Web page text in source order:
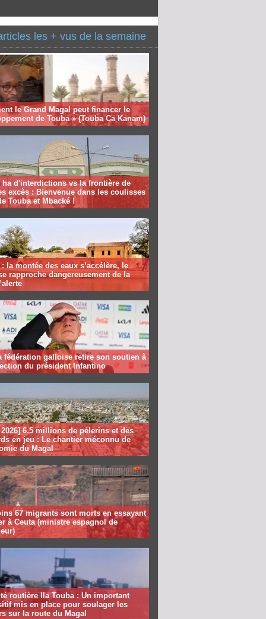
les + vus de la semaine
le Grand Magal peut financer le
de Touba » (Touba Ca Kanam)
ha d'interdictions vs la frontière de
excès : Bienvenue dans les coulisses
Touba et Mbacké !
la montée des eaux s’accélère, le
rapproche dangereusement de la
fédération galloise retire son soutien à
du président Infantino
6,5 millions de pèlerins et des
en jeu : Le chantier méconnu de
du Magal
67 migrants sont morts en essayant
à Ceuta (ministre espagnol de
routière Ila Touba : Un important
mis en place pour soulager les
sur la route du Magal